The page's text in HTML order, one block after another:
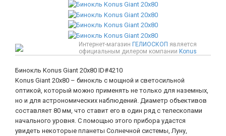
Интернет-магазин ГЕЛИОСКОП является
официальным дилером компании Konus
Бинокль Konus Giant 20x80 ID#4210
Konus Giant 20x80 – бинокль с мощной и светосильной
оптикой, который можно применять не только для наземных,
но и для астрономических наблюдений. Диаметр объективов
составляет 80 мм, что ставит его в один ряд с телескопами
начального уровня. С помощью этого прибора удастся
увидеть некоторые планеты Солнечной системы, Луну,